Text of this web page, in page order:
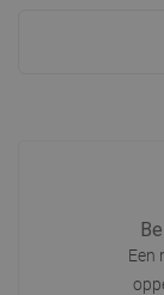
Een